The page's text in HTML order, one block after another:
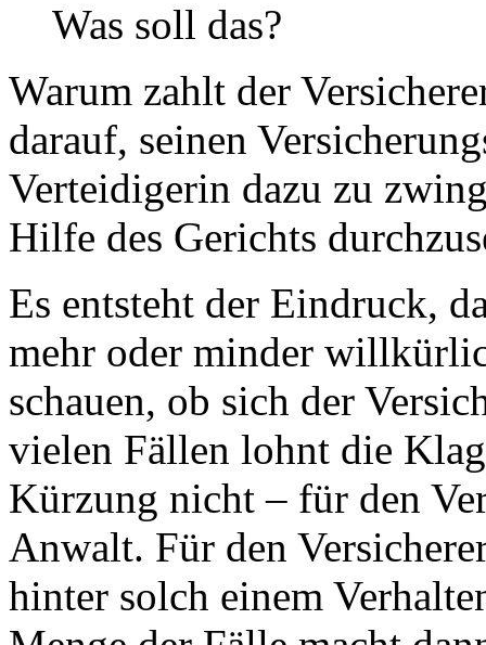
Was soll das?
Warum zahlt der
darauf, seinen
Verteidigerin dazu zu
Hilfe des Gerichts
Es entsteht der Eindruck,
mehr oder minder
schauen, ob sich der
vielen Fällen lohnt die
Kürzung nicht – für den
Anwalt. Für den
hinter solch einem